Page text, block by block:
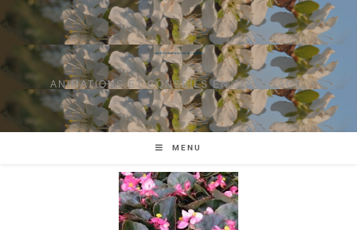
SOCIÉTÉ D'HORTICULTURE DE TOURAINE
ANIMATIONS ET CONSEILS EN JARDINAGE.
MENU